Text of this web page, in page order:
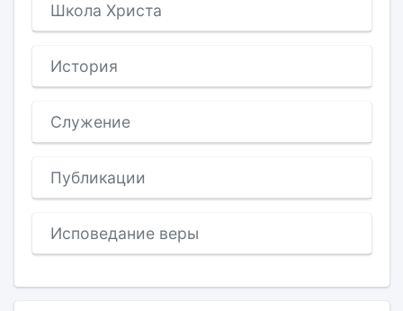
Школа Христа
История
Служение
Публикации
Исповедание веры